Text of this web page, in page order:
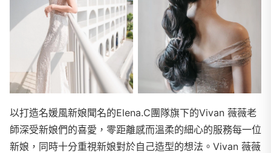
以打造名媛風新娘聞名的Elena.C團隊旗下的Vivan 薇薇老
師深受新娘們的喜愛，零距離感而溫柔的細心的服務每一位
新娘，同時十分重視新娘對於自己造型的想法。Vivan 薇薇